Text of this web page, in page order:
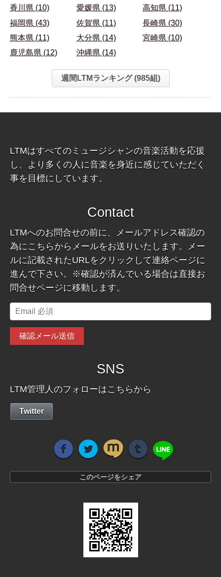
香川県 (10)
愛媛県 (13)
高知県 (11)
福岡県 (43)
佐賀県 (11)
長崎県 (30)
熊本県 (11)
大分県 (14)
宮崎県 (10)
鹿児島県 (12)
沖縄県 (14)
週間LTMランキング (985組)
LTMはすべてのミュージシャンの音楽活動を応援
し、より多くの人に音楽を身近に感じていただく
事を目標にしています。
Contact
LTMへのお問合せの前に、メールアドレス確認の
為にこちらからメールをお送りいたします。メー
ルに記載されたURLをクリックして連絡ページに
進んで下さい。※確認が済んでいる場合は直接お
問合せページに移動します。
SNS
LTM管理人のフォローはこちらから
Twitter
このページをシェア